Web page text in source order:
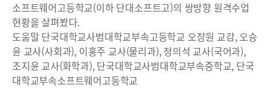
소프트웨어고등학교(이하 단대소프트고)의 쌍방향 원격수업
현황을 살펴봤다.
도움말 단국대학교사범대학교부속고등학교 오장원 교감, 오승
윤 교사(사회과), 이홍주 교사(물리과), 정의석 교사(국어과),
조지윤 교사(화학과), 단국대학교사범대학교부속중학교, 단국
대학교부속소프트웨어고등학교